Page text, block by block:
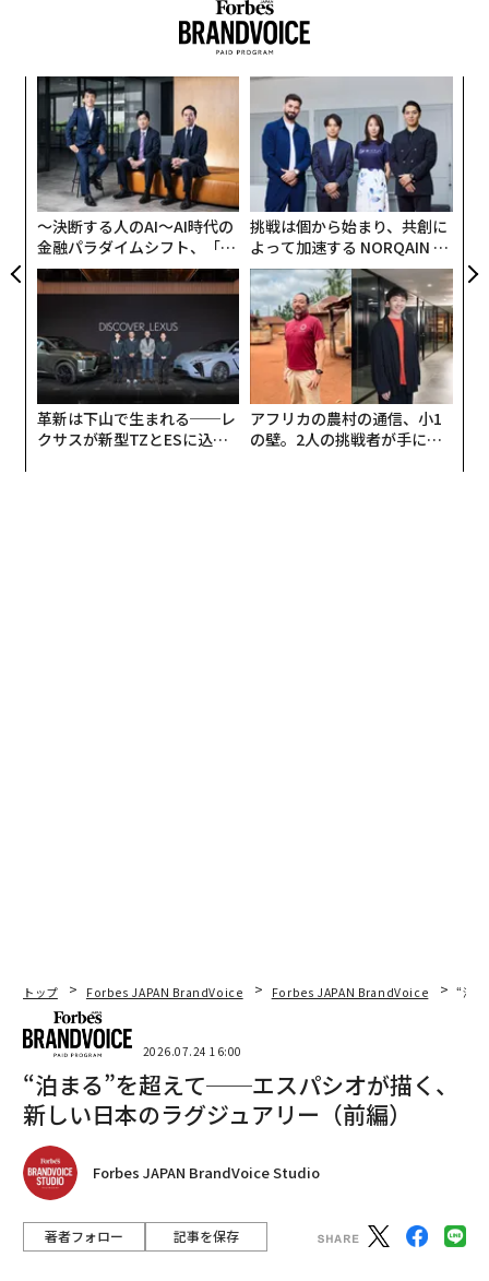
〜決断する人のAI〜AI時代の
金融パラダイムシフト、「超
個別化」の核心 【MUFG×ウ
ェルスナビ×PwC】
挑戦は個から始まり、共創に
よって加速する NORQAIN JA
PAN 特別座談会
革新は下山で生まれる──レ
クサスが新型TZとESに込め
アフリカの農村の通信、小1
の壁。2人の挑戦者が手にし
トップ Forbes JAPAN BrandVoice Forbes JAPAN BrandVoice “泊
2026.07.24 16:00
“泊まる”を超えて──エスパシオが描く、
新しい日本のラグジュアリー（前編）
Forbes JAPAN BrandVoice Studio
著者フォロー 記事を保存